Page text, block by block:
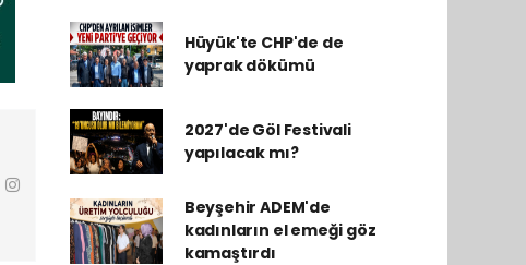
Hüyük'te CHP'de de
yaprak dökümü
2027'de Göl Festivali
yapılacak mı?
Beyşehir ADEM'de
kadınların el emeği göz
kamaştırdı